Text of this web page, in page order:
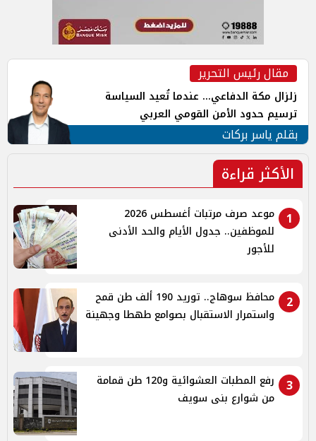
مقال رئيس التحرير
زلزال مكة الدفاعي... عندما تُعيد السياسة
ترسيم حدود الأمن القومي العربي
بقلم ياسر بركات
الأكثر قراءة
1
موعد صرف مرتبات أغسطس 2026
للموظفين.. جدول الأيام والحد الأدنى
للأجور
2
محافظ سوهاج.. توريد 190 ألف طن قمح
واستمرار الاستقبال بصوامع طهطا وجهينة
3
رفع المطبات العشوائية و120 طن قمامة
من شوارع بنى سويف